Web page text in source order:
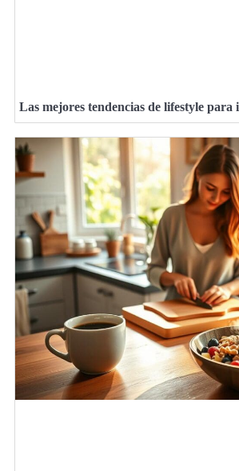
Las mejores tendencias de lifestyle para